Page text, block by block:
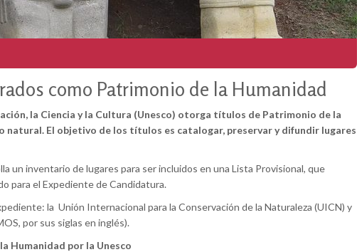
como Patrimonio de la Humanidad
la Ciencia y la Cultura (Unesco) otorga títulos de Patrimonio de la
natural. El objetivo de los títulos es catalogar, preservar y difundir lugares
un inventario de lugares para ser incluidos en una Lista Provisional, que
para el Expediente de Candidatura.
la Unión Internacional para la Conservación de la Naturaleza (UICN) y
por sus siglas en inglés).
Humanidad por la Unesco